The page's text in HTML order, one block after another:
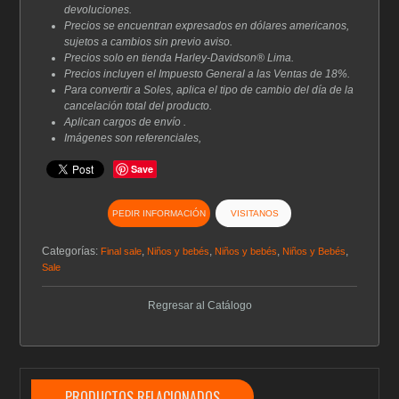
devoluciones.
Precios se encuentran expresados en dólares americanos,
sujetos a cambios sin previo aviso.
Precios solo en tienda Harley-Davidson® Lima.
Precios incluyen el Impuesto General a las Ventas de 18%.
Para convertir a Soles, aplica el tipo de cambio del día de la
cancelación total del producto.
Aplican cargos de envío .
Imágenes son referenciales,
Save
PEDIR INFORMACIÓN VISITANOS
Categorías: Final sale, Niños y bebés, Niños y bebés, Niños y Bebés,
Sale
Regresar al Catálogo